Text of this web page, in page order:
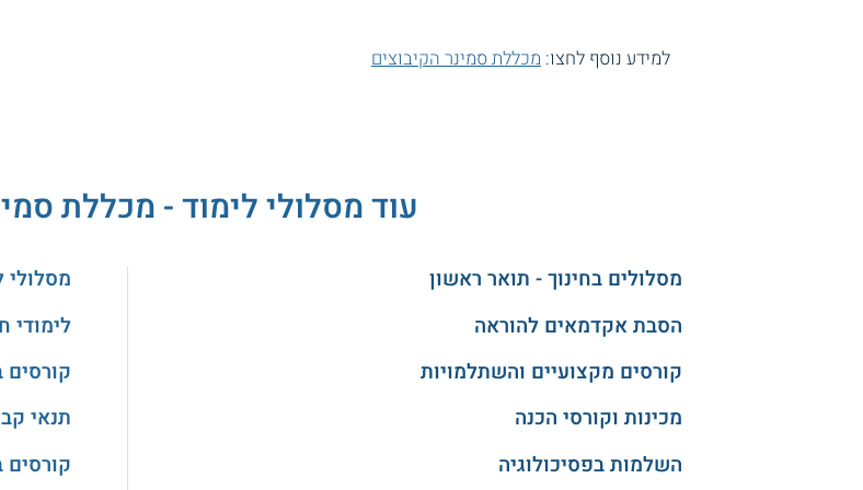
למידע נוסף לחצו: מכללת סמינר הקיבוצים
עוד מסלולי לימוד - מכללת
מסלולים בחינוך - תואר ראשון
הסבת אקדמאים להוראה
קורסים מקצועיים והשתלמויות
מכינות וקורסי הכנה
השלמות בפסיכולוגיה
מסלולי
לימודי
תנאי
קורסים